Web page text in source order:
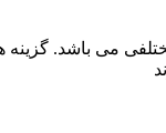
می باشد. گزینه